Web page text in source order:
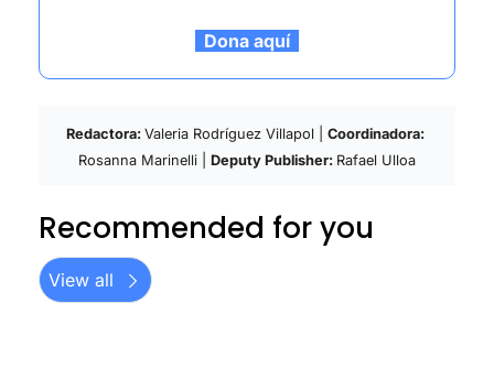
  Dona aquí
Redactora: Valeria Rodríguez Villapol |
Rosanna Marinelli | Deputy Publisher: Rafael Ulloa
Recommended for you
View all